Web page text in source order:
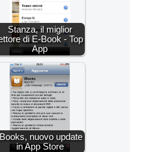
Stanza, il miglior
di E-Book - Top
App
nuovo update
in App Store